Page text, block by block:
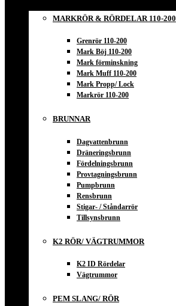
MARKRÖR & RÖRDELAR 110-200
Grenrör 110-200
Mark Böj 110-200
Mark förminskning
Mark Muff 110-200
Mark Propp/ Lock
Markrör 110-200
BRUNNAR
Dagvattenbrunn
Dräneringsbrunn
Fördelningsbrunn
Provtagningsbrunn
Pumpbrunn
Rensbrunn
Stigar- / Ståndarrör
Tillsynsbrunn
K2 RÖR/ VÄGTRUMMOR
K2 ID Rördelar
Vägtrummor
PEM SLANG/ RÖR